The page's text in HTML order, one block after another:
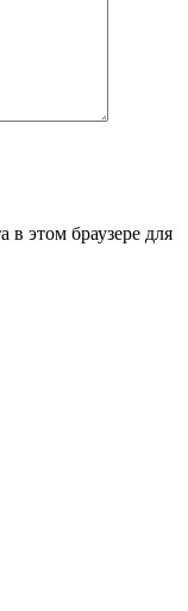
в этом браузере для